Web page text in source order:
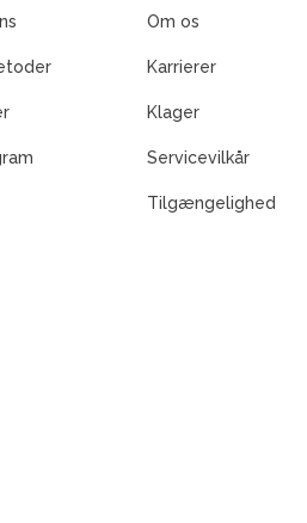
Om os
Karrierer
Klager
Servicevilkår
Tilgængelighed